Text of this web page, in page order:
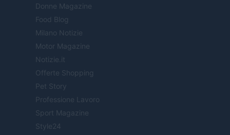
Donne Magazine
Food Blog
Milano Notizie
Motor Magazine
Notizie.it
Offerte Shopping
Pet Story
Professione Lavoro
Sport Magazine
Style24